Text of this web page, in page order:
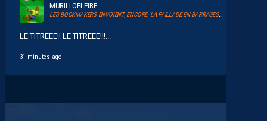
MURILLOELPIBE
LES BOOKMAKERS ENVOIENT, ENCORE, LA PAILLADE EN BARRAGES D’ACCESSION À LA LIGUE 1
LE TITREEE!! LE TITREEE!!!...
31 minutes ago